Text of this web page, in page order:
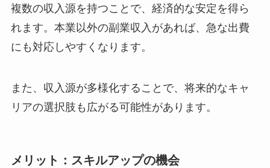
複数の収入源を持つことで、経済的な安定を得ら
れます。本業以外の副業収入があれば、急な出費
にも対応しやすくなります。
また、収入源が多様化することで、将来的なキャ
リアの選択肢も広がる可能性があります。
メリット：スキルアップの機会